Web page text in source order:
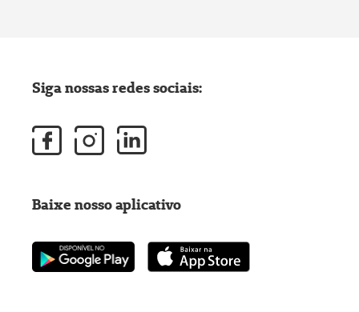
Siga nossas redes sociais:
Baixe nosso aplicativo